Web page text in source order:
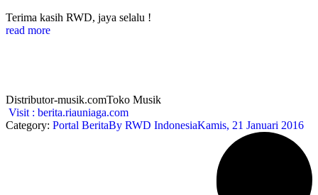
Terima kasih RWD, jaya selalu !
read more
Distributor-musik.comToko Musik
Visit : berita.riauniaga.com
Category: Portal BeritaBy RWD IndonesiaKamis, 21 Januari 2016